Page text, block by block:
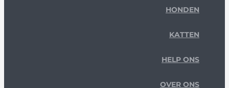
HONDEN
KATTEN
HELP ONS
OVER ONS